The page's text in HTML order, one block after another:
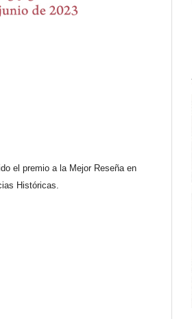
el premio a la Mejor Reseña en
Históricas.